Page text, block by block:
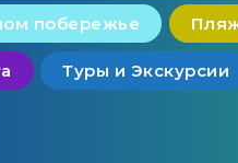
побережье
Туры и Экскурсии